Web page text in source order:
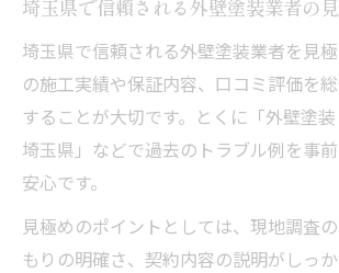
埼玉県で信頼される外壁塗装業者の
埼玉県で信頼される外壁塗装業者を見
の施工実績や保証内容、口コミ評価を
することが大切です。とくに「外壁塗
埼玉県」などで過去のトラブル例を事
安心です。
見極めのポイントとしては、現地調査
もりの明確さ、契約内容の説明がしっ